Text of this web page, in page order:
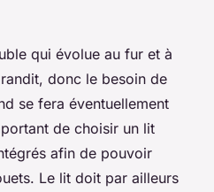
qui évolue au fur et à
donc le besoin de
se fera éventuellement
de choisir un lit
afin de pouvoir
Le lit doit par ailleurs